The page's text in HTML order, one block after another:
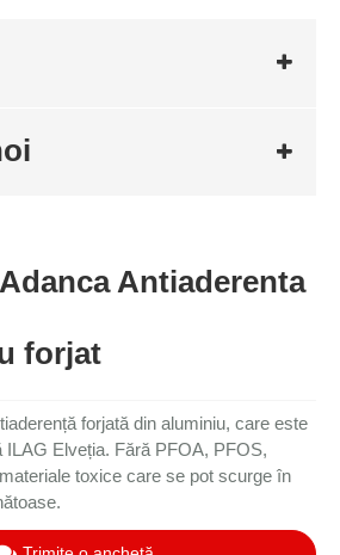
Antiaderenta
forjat
forjată din aluminiu, care este
ILAG Elveția. Fără PFOA, PFOS,
toxice care se pot scurge în